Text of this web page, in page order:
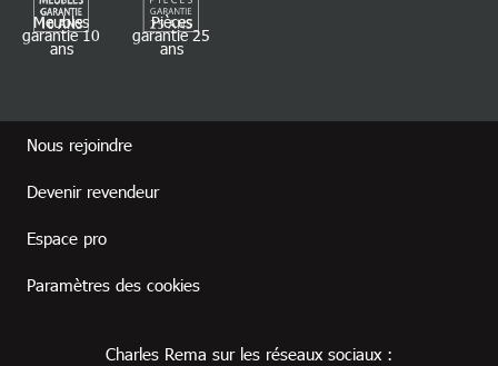
Meubles
garantie 10
ans
Pièces
garantie 25
ans
Nous rejoindre
Devenir revendeur
Espace pro
Paramètres des cookies
Charles Rema sur les réseaux sociaux :